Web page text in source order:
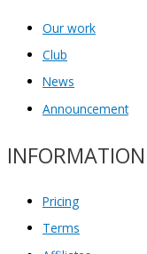
Our work
Club
News
Announcement
INFORMATION
Pricing
Terms